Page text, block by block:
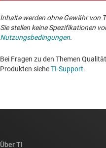
Inhalte werden ohne Gewähr von
Sie stellen keine Spezifikationen
Nutzungsbedingungen.
Bei Fragen zu den Themen
Produkten sieheTI-Support. ​​​​​​​​​​​​​​
Über TI